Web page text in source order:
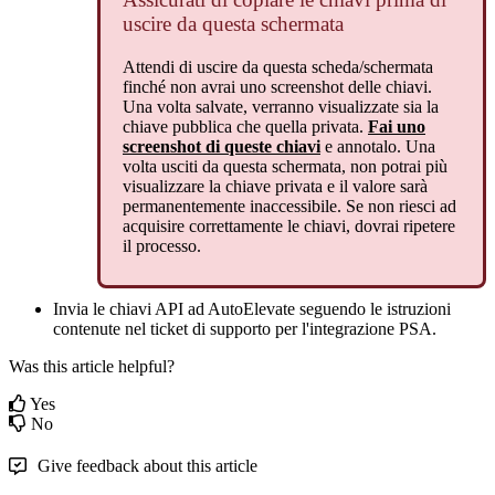
uscire da questa schermata
Attendi di uscire da questa scheda/schermata
finché non avrai uno screenshot delle chiavi.
Una volta salvate, verranno visualizzate sia la
chiave pubblica che quella privata. Fai uno
screenshot di queste chiavi e annotalo. Una
volta usciti da questa schermata, non potrai più
visualizzare la chiave privata e il valore sarà
permanentemente inaccessibile. Se non riesci ad
acquisire correttamente le chiavi, dovrai ripetere
il processo.
Invia le chiavi API ad AutoElevate seguendo le istruzioni
contenute nel ticket di supporto per l'integrazione PSA.
Was this article helpful?
Yes
No
Give feedback about this article